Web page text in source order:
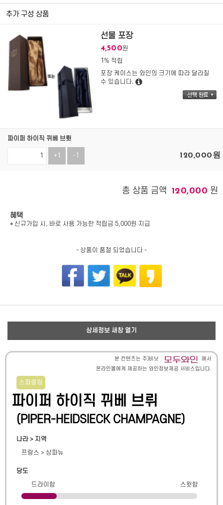
추가 구성 상품
선물 포장
4,500원
1% 적립
포장 케이스는 와인의 크기에 따라 달라질
수 있습니다.
파이퍼 하이직 뀌베 브륏
+1 -1 120,000원
총 상품 금액 120,000 원
혜택
* 신규가입 시, 바로 사용 가능한 적립금 5,000원 지급
- 상품이 품절 되었습니다 -
상세정보 새창 열기
본 컨텐츠는 주)비닛
에서
온라인몰에게 제공하는 와인정보제공 서비스입니다.
스파클링
파이퍼 하이직 뀌베 브뤼
(PIPER-HEIDSIECK CHAMPAGNE)
나라 > 지역
프랑스 > 상파뉴
당도
드라이함
스윗함